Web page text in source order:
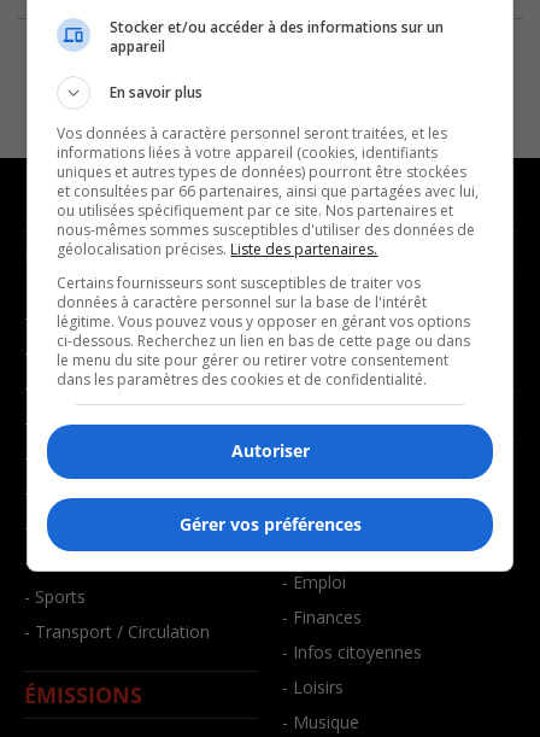
NOUVELLES
- Affaires municipales
- Communauté / Social
- Culture
- Économie
- Éducation
- Environnement
- Faits divers
- Santé et bien-être
- Sports
- Transport / Circulation
ÉMISSIONS
MUSIQUE
- Décompte franco
- Joué récemment
BALADOS
- Affaires
- Art de vivre
- Bien-être
- Emploi
- Finances
- Infos citoyennes
- Loisirs
- Musique
Stocker et/ou accéder à des informations sur un
appareil
En savoir plus
Vos données à caractère personnel seront traitées, et les
informations liées à votre appareil (cookies, identifiants
uniques et autres types de données) pourront être stockées
et consultées par 66 partenaires, ainsi que partagées avec lui,
ou utilisées spécifiquement par ce site. Nos partenaires et
nous-mêmes sommes susceptibles d'utiliser des données de
géolocalisation précises. Liste des partenaires.
Certains fournisseurs sont susceptibles de traiter vos
données à caractère personnel sur la base de l'intérêt
légitime. Vous pouvez vous y opposer en gérant vos options
ci-dessous. Recherchez un lien en bas de cette page ou dans
le menu du site pour gérer ou retirer votre consentement
dans les paramètres des cookies et de confidentialité.
Autoriser
Gérer vos préférences